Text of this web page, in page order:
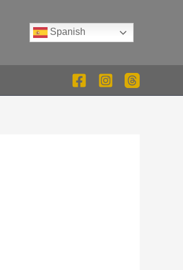
Spanish